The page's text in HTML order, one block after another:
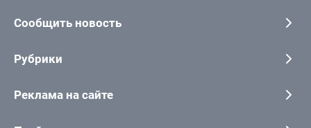
Сообщить новость
Рубрики
Реклама на сайте